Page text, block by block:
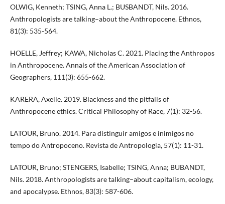
OLWIG, Kenneth; TSING, Anna L.; BUSBANDT, Nils. 2016.
Anthropologists are talking–about the Anthropocene. Ethnos,
81(3): 535-564.
HOELLE, Jeffrey; KAWA, Nicholas C. 2021. Placing the Anthropos
in Anthropocene. Annals of the American Association of
Geographers, 111(3): 655-662.
KARERA, Axelle. 2019. Blackness and the pitfalls of
Anthropocene ethics. Critical Philosophy of Race, 7(1): 32-56.
LATOUR, Bruno. 2014. Para distinguir amigos e inimigos no
tempo do Antropoceno. Revista de Antropologia, 57(1): 11-31.
LATOUR, Bruno; STENGERS, Isabelle; TSING, Anna; BUBANDT,
Nils. 2018. Anthropologists are talking–about capitalism, ecology,
and apocalypse. Ethnos, 83(3): 587-606.